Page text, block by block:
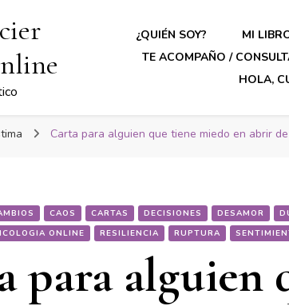
¿QUIÉN SOY? MI
TE ACOMPAÑO /
HOLA,
Carta para alguien que tiene miedo en abrir
CAOS CARTAS DECISIONES DESAMOR
ONLINE RESILIENCIA RUPTURA
para alguien